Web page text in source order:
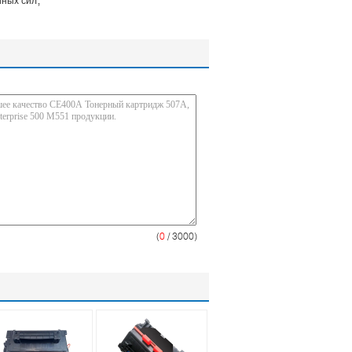
(0 / 3000)